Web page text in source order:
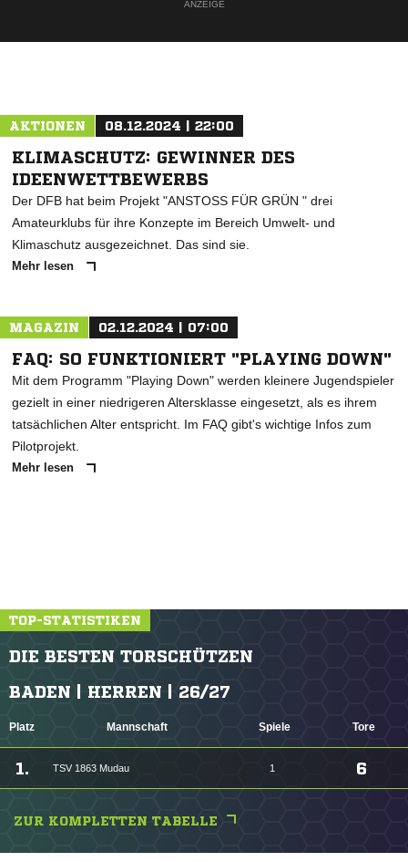
ANZEIGE
AKTIONEN 08.12.2024 | 22:00
KLIMASCHUTZ: GEWINNER DES
IDEENWETTBEWERBS
Der DFB hat beim Projekt "ANSTOSS FÜR GRÜN " drei
Amateurklubs für ihre Konzepte im Bereich Umwelt- und
Klimaschutz ausgezeichnet. Das sind sie.
Mehr lesen
MAGAZIN 02.12.2024 | 07:00
FAQ: SO FUNKTIONIERT "PLAYING DOWN"
Mit dem Programm "Playing Down" werden kleinere Jugendspieler
gezielt in einer niedrigeren Altersklasse eingesetzt, als es ihrem
tatsächlichen Alter entspricht. Im FAQ gibt's wichtige Infos zum
Pilotprojekt.
Mehr lesen
TOP-STATISTIKEN
DIE BESTEN TORSCHÜTZEN
BADEN | HERREN | 26/27
Platz Mannschaft Spiele Tore
1. TSV 1863 Mudau 1 6
ZUR KOMPLETTEN TABELLE